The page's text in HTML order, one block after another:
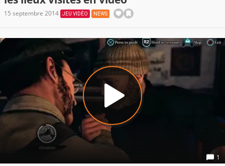
15 septembre 2014 JEU VIDÉO NEWS
1